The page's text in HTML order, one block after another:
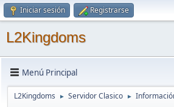
Iniciar sesión Registrarse
L2Kingdoms
Menú Principal
L2Kingdoms ► Servidor Clasico ►